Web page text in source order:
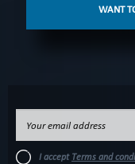
WANT
I accept Terms and